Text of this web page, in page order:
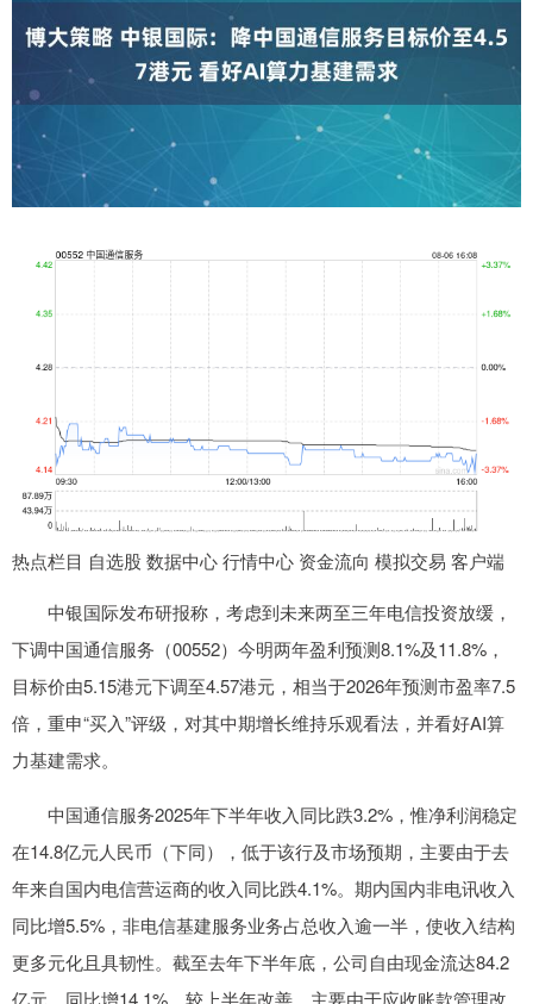
热点栏目 自选股 数据中心 行情中心 资金流向 模拟交易 客户端
中银国际发布研报称，考虑到未来两至三年电信投资放缓，
下调中国通信服务（00552）今明两年盈利预测8.1%及11.8%，
目标价由5.15港元下调至4.57港元，相当于2026年预测市盈率7.5
倍，重申“买入”评级，对其中期增长维持乐观看法，并看好AI算
力基建需求。
中国通信服务2025年下半年收入同比跌3.2%，惟净利润稳定
在14.8亿元人民币（下同），低于该行及市场预期，主要由于去
年来自国内电信营运商的收入同比跌4.1%。期内国内非电讯收入
同比增5.5%，非电信基建服务业务占总收入逾一半，使收入结构
更多元化且具韧性。截至去年下半年底，公司自由现金流达84.2